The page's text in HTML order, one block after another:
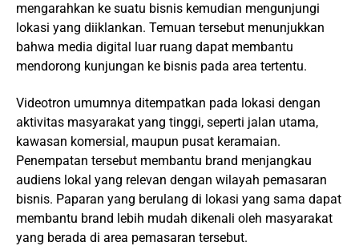
mengarahkan ke suatu bisnis kemudian mengunjungi
lokasi yang diiklankan. Temuan tersebut menunjukkan
bahwa media digital luar ruang dapat membantu
mendorong kunjungan ke bisnis pada area tertentu.
Videotron umumnya ditempatkan pada lokasi dengan
aktivitas masyarakat yang tinggi, seperti jalan utama,
kawasan komersial, maupun pusat keramaian.
Penempatan tersebut membantu brand menjangkau
audiens lokal yang relevan dengan wilayah pemasaran
bisnis. Paparan yang berulang di lokasi yang sama dapat
membantu brand lebih mudah dikenali oleh masyarakat
yang berada di area pemasaran tersebut.